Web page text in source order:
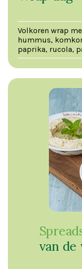
Volkoren wrap
hummus,
paprika, rucola,
van de